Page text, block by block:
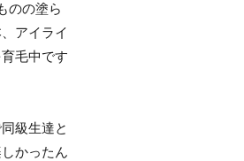
のの塗ら
アイライ
毛中です
級生達と
かったん